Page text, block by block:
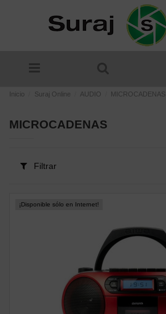
Inicio Suraj Online AUDIO MICROCADENAS
MICROCADENAS
Filtrar
¡Disponible sólo en Internet!